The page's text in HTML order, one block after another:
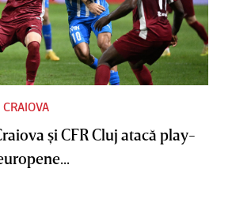
şi CFR Cluj atacă play-